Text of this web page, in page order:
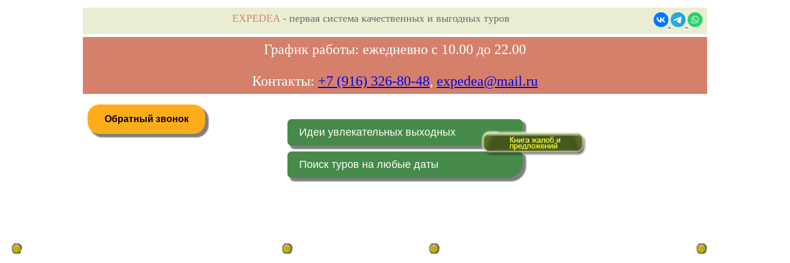
EXPEDEA- первая система качественных и выгодных туров
График работы: ежедневно с 10.00 до 22.00
Контакты: +7 (916) 326-80-48, expedea@mail.ru
Обратный звонок
Идеи увлекательных выходных
Поиск туров на любые даты
Дистанционное бронирование туров